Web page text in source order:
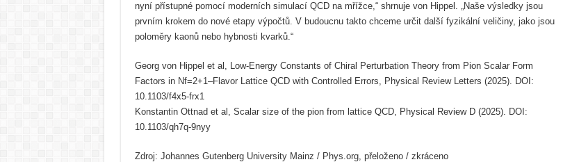
nyní přístupné pomocí moderních simulací QCD na mřížce,“ shrnuje von Hippel. „Naše výsledky jsou
prvním krokem do nové etapy výpočtů. V budoucnu takto chceme určit další fyzikální veličiny, jako jsou
poloměry kaonů nebo hybnosti kvarků.“
Georg von Hippel et al, Low-Energy Constants of Chiral Perturbation Theory from Pion Scalar Form
Factors in Nf=2+1–Flavor Lattice QCD with Controlled Errors, Physical Review Letters (2025). DOI:
10.1103/f4x5-frx1
Konstantin Ottnad et al, Scalar size of the pion from lattice QCD, Physical Review D (2025). DOI:
10.1103/qh7q-9nyy
Zdroj: Johannes Gutenberg University Mainz / Phys.org, přeloženo / zkráceno